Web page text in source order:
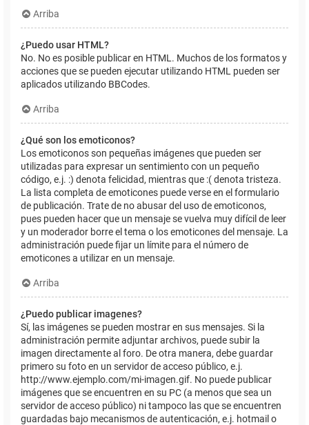
Arriba
¿Puedo usar HTML?
No. No es posible publicar en HTML. Muchos de los formatos y
acciones que se pueden ejecutar utilizando HTML pueden ser
aplicados utilizando BBCodes.
Arriba
¿Qué son los emoticonos?
Los emoticonos son pequeñas imágenes que pueden ser
utilizadas para expresar un sentimiento con un pequeño
código, e.j. :) denota felicidad, mientras que :( denota tristeza.
La lista completa de emoticones puede verse en el formulario
de publicación. Trate de no abusar del uso de emoticonos,
pues pueden hacer que un mensaje se vuelva muy difícil de leer
y un moderador borre el tema o los emoticones del mensaje. La
administración puede fijar un límite para el número de
emoticones a utilizar en un mensaje.
Arriba
¿Puedo publicar imagenes?
Sí, las imágenes se pueden mostrar en sus mensajes. Si la
administración permite adjuntar archivos, puede subir la
imagen directamente al foro. De otra manera, debe guardar
primero su foto en un servidor de acceso público, e.j.
http://www.ejemplo.com/mi-imagen.gif. No puede publicar
imágenes que se encuentren en su PC (a menos que sea un
servidor de acceso público) ni tampoco las que se encuentren
guardadas bajo mecanismos de autenticación, e.j. hotmail o